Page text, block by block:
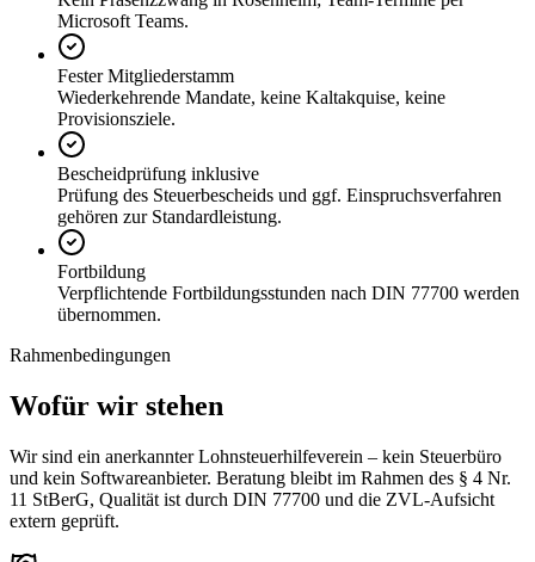
Microsoft Teams.
Fester Mitgliederstamm
Wiederkehrende Mandate, keine Kaltakquise, keine
Provisionsziele.
Bescheidprüfung inklusive
Prüfung des Steuerbescheids und ggf. Einspruchsverfahren
gehören zur Standardleistung.
Fortbildung
Verpflichtende Fortbildungsstunden nach DIN 77700 werden
übernommen.
Rahmenbedingungen
Wofür wir stehen
Wir sind ein anerkannter Lohnsteuerhilfeverein – kein Steuerbüro
und kein Softwareanbieter. Beratung bleibt im Rahmen des § 4 Nr.
11 StBerG, Qualität ist durch DIN 77700 und die ZVL-Aufsicht
extern geprüft.